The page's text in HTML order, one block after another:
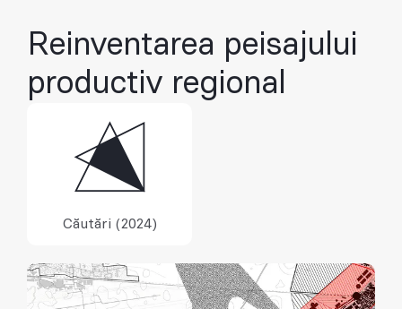
Reinventarea peisajului
productiv regional
Căutări (2024)